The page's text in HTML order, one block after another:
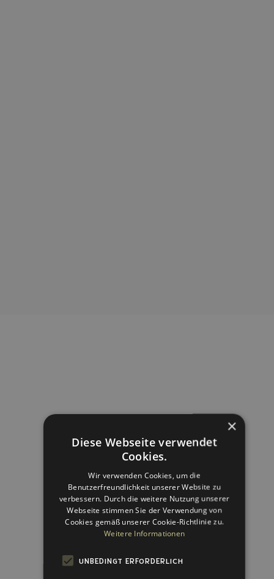
×
Diese Webseite verwendet
Cookies.
Wir verwenden Cookies, um die
Benutzerfreundlichkeit unserer Website zu
verbessern. Durch die weitere Nutzung unserer
Webseite stimmen Sie der Verwendung von
Cookies gemäß unserer Cookie-Richtlinie zu.
Weitere Informationen
UNBEDINGT ERFORDERLICH